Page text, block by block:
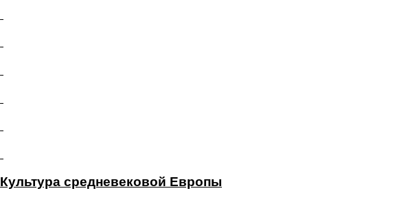
Культура средневековой Европы